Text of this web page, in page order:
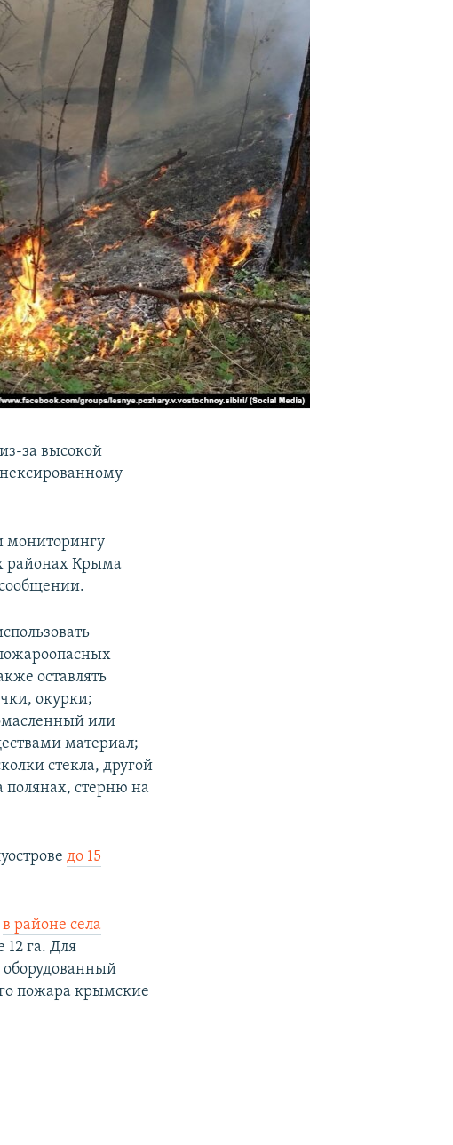
за высокой
мониторингу
районах Крыма
оставлять
окурки;
или
материал;
стекла, другой
полянах, стерню на
до 15
в районе села
12 га. Для
оборудованный
пожара крымские